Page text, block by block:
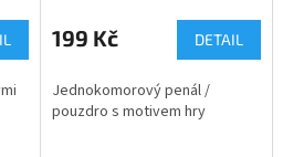
199 Kč DETAIL
Jednokomorový penál /
pouzdro s motivem hry